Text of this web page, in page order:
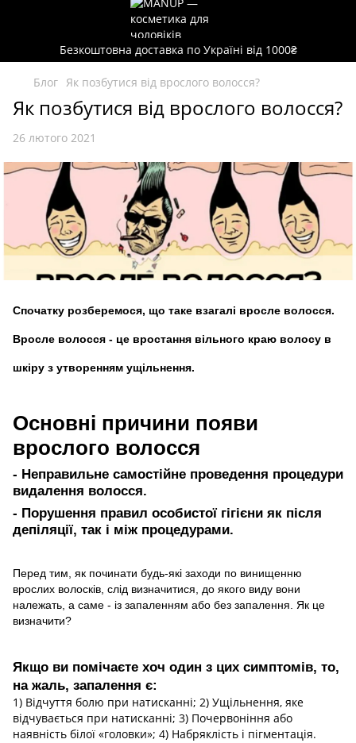
Безкоштовна доставка по Україні від 1000₴
Блог Як позбутися від врослого волосся?
Як позбутися від врослого волосся?
26 лютого 2021
Спочатку розберемося, що таке взагалі вросле волосся.
Вросле волосся - це вростання вільного краю волосу в
шкіру з утворенням ущільнення.
Основні причини появи
врослого волосся
- Неправильне самостійне проведення процедури
видалення волосся.
- Порушення правил особистої гігієни як після
депіляції, так і між процедурами.
Перед тим, як починати будь-які заходи по винищенню
врослих волосків, слід визначитися, до якого виду вони
належать, а саме - із запаленням або без запалення. Як це
визначити?
Якщо ви помічаєте хоч один з цих симптомів, то,
на жаль, запалення є:
1) Відчуття болю при натисканні; 2) Ущільнення, яке
відчувається при натисканні; 3) Почервоніння або
наявність білої «головки»; 4) Набряклість і пігментація.